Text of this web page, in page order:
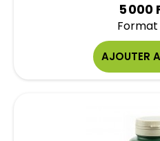
5 000
Format
AJOUTER